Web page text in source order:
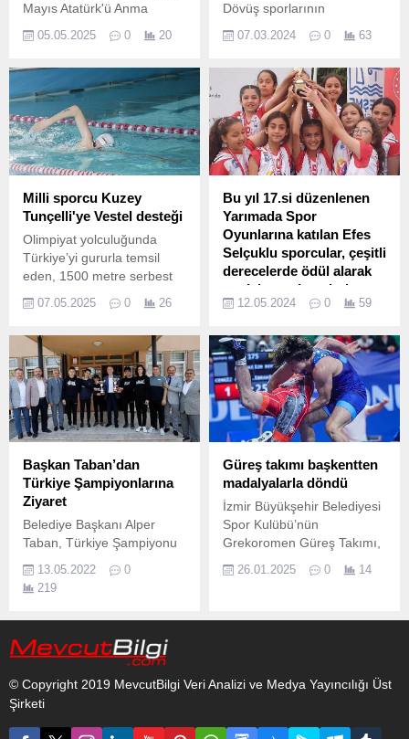
Mayıs Atatürk'ü Anma
Gençlik ve Spor Bayramı
etkinlikleri kapsamında
Gençlik Futbol Turnuvası"
başladı.
05.05.2025 0 20
Dövüş sporlarının
dünyadaki bir numaralı
organizasyonu UFC’de yılın
Türkiye’de canlı yayınla
sadece S Sport Plus’ta.
07.03.2024 0 63
Milli sporcu Kuzey
Tunçelli'ye Vestel desteği
Olimpiyat yolculuğunda
Türkiye’yi gururla temsil
eden, 1500 metre serbest
5’incisi olan ve Türkiye
ilk sporcu unvanını taşıyan
milli yüzücü Kuzey Tunçelli,
Vestel’in destek verdiği
sporcular arasına katıldı.
07.05.2025 0 26
Bu yıl 17.si düzenlenen
Yarımada Spor
Oyunlarına katılan Efes
Selçuklu sporcular, çeşitli
derecelerde ödül alarak
madalya ve kupalarla
ilçeye döndüler.
desteği ile gerçekleştirilen
turnuvada elde ettikleri
ödüllerle kente dönen
sporcular, Efes Selçuk'u
başarıyla temsil ettiler.
12.05.2024 0 59
Başkan Taban’dan
Türkiye Şampiyonlarına
Ziyaret
Belediye Başkanı Alper
Taban, Türkiye Şampiyonu
olan Halil İnalcık Sosyal
Bilimler Lisesi oryantiring
takımı sporcularını ziyaret
13.05.2022
0
219
Güreş takımı başkentten
madalyalarla döndü
İzmir Büyükşehir Belediyesi
Spor Kulübü’nün
Grekoromen Güreş Takımı,
Büyükler Türkiye
Şampiyonası’nı bir altın, iki
26.01.2025 0 14
© Copyright 2019 MevcutBilgi Veri Analizi ve Medya Yayıncılığı Üst
Şirketi